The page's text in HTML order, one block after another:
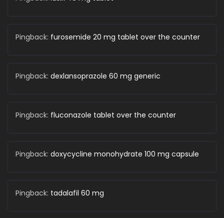
Pingback: furosemide 20 mg tablet over the counter
Pingback: dexlansoprazole 60 mg generic
Pingback: fluconazole tablet over the counter
Pingback: doxycycline monohydrate 100 mg capsule
Pingback: tadalafil 60 mg